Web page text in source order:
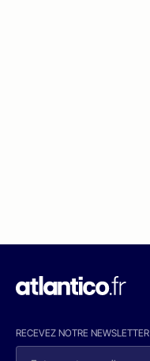
RECEVEZ NOTRE NEWSLETTER